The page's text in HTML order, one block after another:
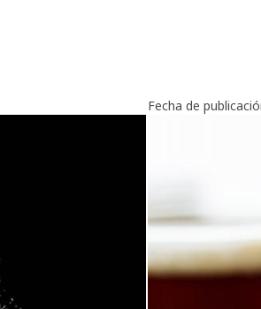
Fecha de